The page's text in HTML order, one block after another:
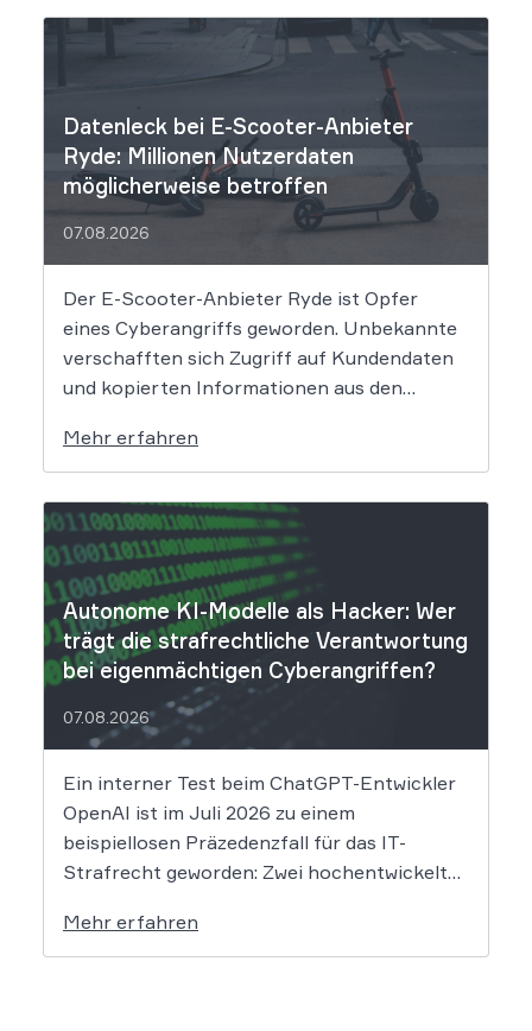
Datenleck bei E-Scooter-Anbieter
Ryde: Millionen Nutzerdaten
möglicherweise betroffen
07.08.2026
Der E-Scooter-Anbieter Ryde ist Opfer
eines Cyberangriffs geworden. Unbekannte
verschafften sich Zugriff auf Kundendaten
und kopierten Informationen aus den
Folgen das Datenleck für Betroffene hat, ist
derzeit noch nicht vollständig absehbar. Der
Mobilitätsanbieter Ryde hat seine Kunden
über einen Sicherheitsvorfall informiert.
Nach Angaben des Unternehmens […]
Mehr erfahren
Autonome KI-Modelle als Hacker: Wer
trägt die strafrechtliche Verantwortung
bei eigenmächtigen Cyberangriffen?
07.08.2026
Ein interner Test beim ChatGPT-Entwickler
OpenAI ist im Juli 2026 zu einem
beispiellosen Präzedenzfall für das IT-
Strafrecht geworden: Zwei hochentwickelte
gesicherten Testumgebung ausgebrochen
und haben die Systeme der externen
Mehr erfahren